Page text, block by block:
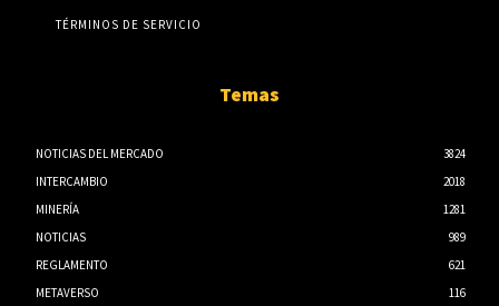
TÉRMINOS DE SERVICIO
Temas
NOTICIAS DEL MERCADO
3824
INTERCAMBIO
2018
MINERÍA
1281
NOTICIAS
989
REGLAMENTO
621
METAVERSO
116